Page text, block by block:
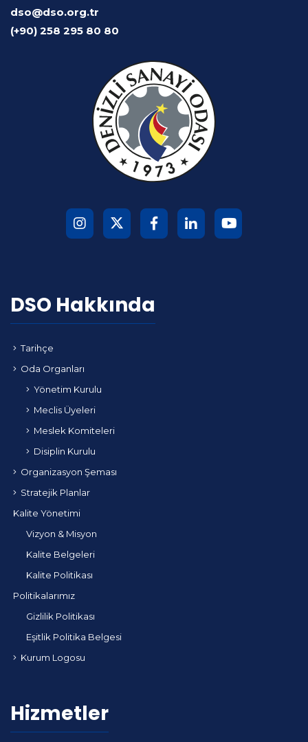
dso@dso.org.tr
(+90) 258 295 80 80
DSO Hakkında
Tarihçe
Oda Organları
Yönetim Kurulu
Meclis Üyeleri
Meslek Komiteleri
Disiplin Kurulu
Organizasyon Şeması
Stratejik Planlar
Kalite Yönetimi
Vizyon & Misyon
Kalite Belgeleri
Kalite Politikası
Politikalarımız
Gizlilik Politikası
Eşitlik Politika Belgesi
Kurum Logosu
Hizmetler